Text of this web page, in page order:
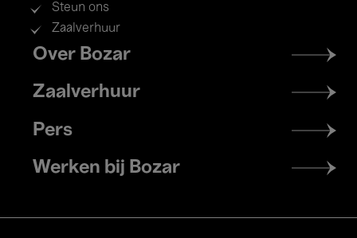
Steun ons
Zaalverhuur
Footer
menu
Over Bozar
Zaalverhuur
Pers
Werken bij Bozar